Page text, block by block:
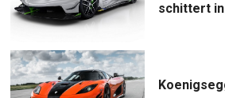
schittert